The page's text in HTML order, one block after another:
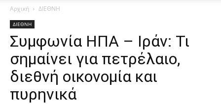
Αρχική ΔΙΕΘΝΗ
ΔΙΕΘΝΗ
Συμφωνία ΗΠΑ – Ιράν: Τι
σημαίνει για πετρέλαιο,
διεθνή οικονομία και
πυρηνικά